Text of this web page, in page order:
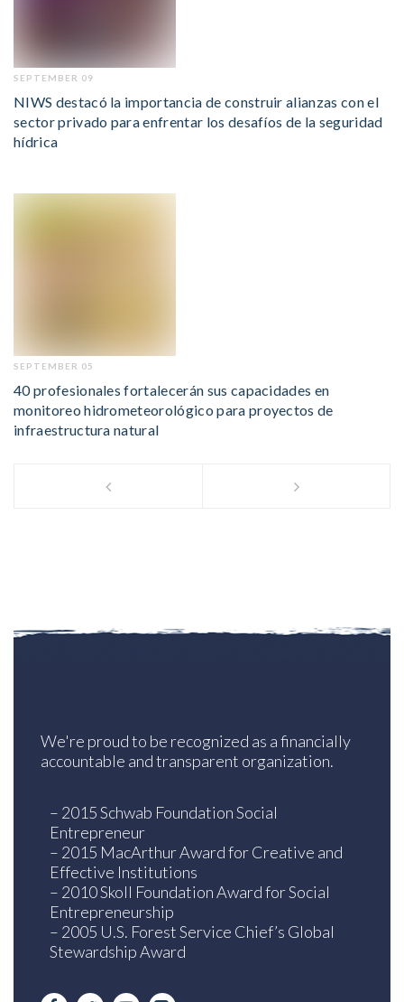
SEPTEMBER 09
NIWS destacó la importancia de construir alianzas con el
sector privado para enfrentar los desafíos de la seguridad
hídrica
SEPTEMBER 05
40 profesionales fortalecerán sus capacidades en
monitoreo hidrometeorológico para proyectos de
infraestructura natural
We're proud to be recognized as a financially
accountable and transparent organization.
– 2015 Schwab Foundation Social
Entrepreneur
– 2015 MacArthur Award for Creative and
Effective Institutions
– 2010 Skoll Foundation Award for Social
Entrepreneurship
– 2005 U.S. Forest Service Chief’s Global
Stewardship Award